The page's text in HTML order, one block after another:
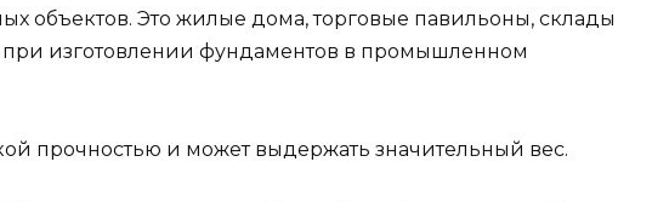
объектов. Это жилые дома, торговые павильоны, склады
изготовлении фундаментов в промышленном
прочностью и может выдержать значительный вес.